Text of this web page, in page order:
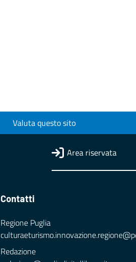
Valuta questo sito
Area riservata
Contatti
Regione Puglia
Redazione